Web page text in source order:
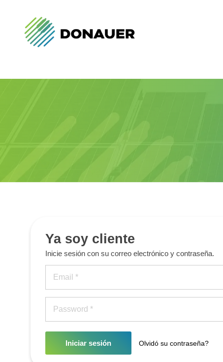
Ya soy cliente
Inicie sesión con su correo electrónico y contraseña.
Iniciar sesión Olvidó su contraseña?